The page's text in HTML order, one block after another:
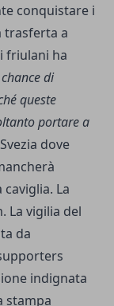
conquistare i
trasferta a
friulani ha
di
queste
portare a
dove
La
La vigilia del
da
indignata
stampa